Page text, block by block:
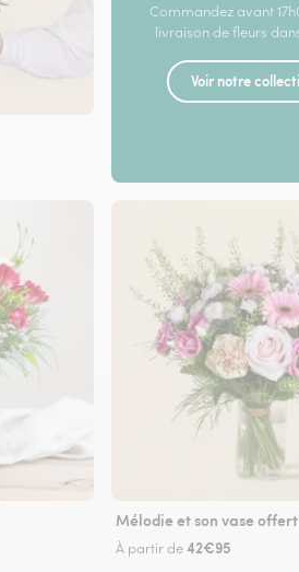
Commandez avant
livraison de fleurs
Voir notre
Mélodie et son vase offert
À partir de42€95